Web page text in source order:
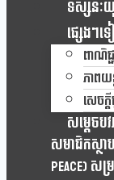
ទស្សនៈ
ផ្សេងៗទ
ពាណិជ្
ភាពយ
សេច
សម្តេច
សមាជិកស្ថា
Peace) សម្